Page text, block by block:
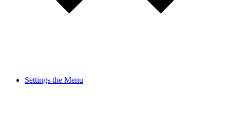
Settings the Menu